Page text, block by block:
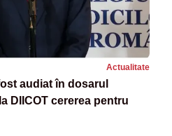
Actualitate
audiat în dosarul
DIICOT cererea pentru